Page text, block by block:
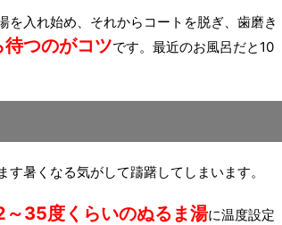
入れ始め、それからコートを脱ぎ、歯磨き
つのがコツです。最近のお風呂だと10
暑くなる気がして躊躇してしまいます。
～35度くらいのぬるま湯に温度設定